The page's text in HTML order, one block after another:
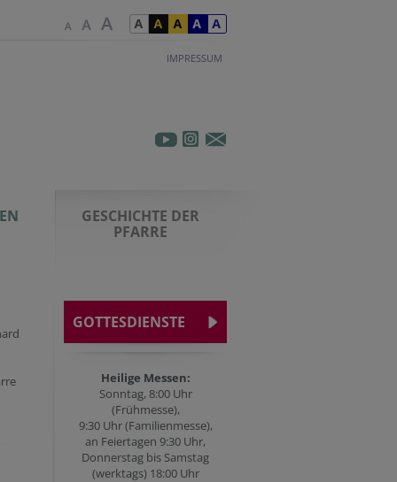
IMPRESSUM
GESCHICHTE DER
PFARRE
GOTTESDIENSTE
Heilige Messen:
Sonntag, 8:00 Uhr
(Frühmesse),
9:30 Uhr (Familienmesse),
an Feiertagen 9:30 Uhr,
Donnerstag bis Samstag
(werktags) 18:00 Uhr